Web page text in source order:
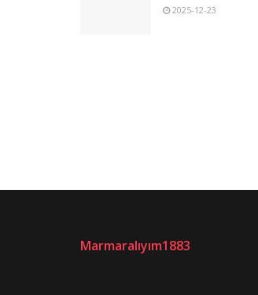
2025-12-23
Marmaralıyım1883